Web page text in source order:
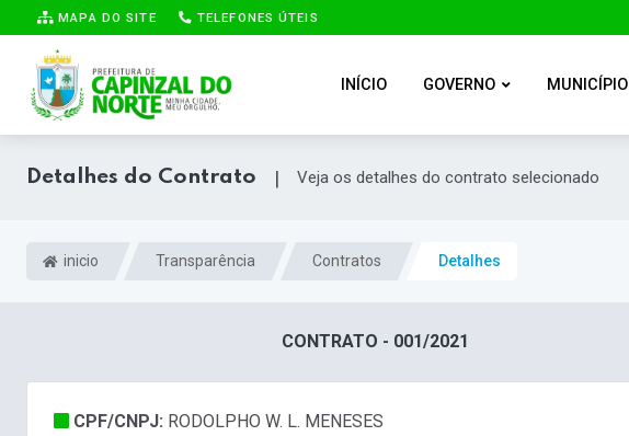
MAPA DO SITE TELEFONES ÚTEIS
INÍCIO GOVERNO MUNICÍPIO
Detalhes do Contrato | Veja os detalhes do contrato selecionado
inicio Transparência Contratos Detalhes
CONTRATO - 001/2021
CPF/CNPJ: RODOLPHO W. L. MENESES